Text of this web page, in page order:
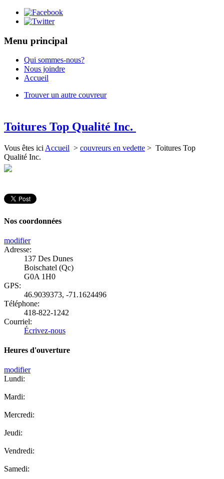
Menu principal
Qui sommes-nous?
Nous joindre
Accueil
Trouver un autre couvreur
Toitures Top Qualité Inc.
Vous êtes ici Accueil > couvreurs en vedette > Toitures Top
Qualité Inc.
Nos coordonnées
modifier
Adresse:
137 Des Dunes
Boischatel (Qc)
G0A 1H0
GPS:
46.9039373, -71.1624496
Téléphone:
418-822-1242
Courriel:
Écrivez-nous
Heures d'ouverture
modifier
Lundi:
Mardi:
Mercredi:
Jeudi:
Vendredi:
Samedi: